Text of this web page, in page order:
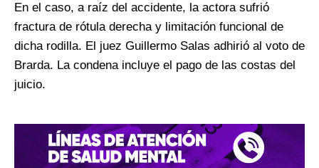
En el caso, a raíz del accidente, la actora sufrió
fractura de rótula derecha y limitación funcional de
dicha rodilla. El juez Guillermo Salas adhirió al voto de
Brarda. La condena incluye el pago de las costas del
juicio.